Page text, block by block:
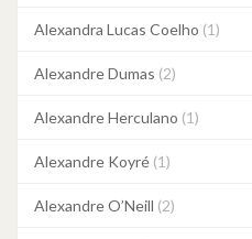
Alexandra Lucas Coelho (1)
Alexandre Dumas (2)
Alexandre Herculano (1)
Alexandre Koyré (1)
Alexandre O’Neill (2)